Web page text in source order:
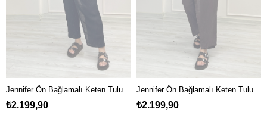
Jennifer Ön Bağlamalı Keten Tulum Siyah
₺2.199,90
Jennifer Ön Bağlamalı Keten Tulum Kahve
₺2.199,90